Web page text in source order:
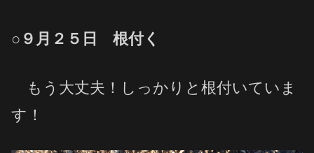
○９月２５日 根付く
もう大丈夫！しっかりと根付いていま
す！